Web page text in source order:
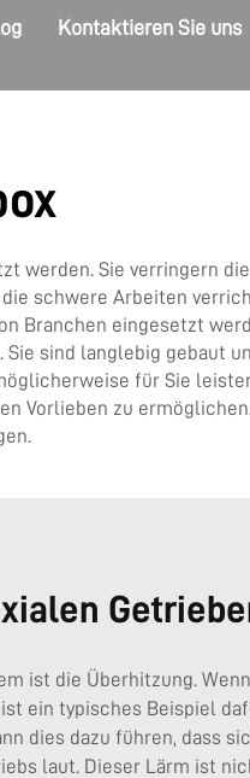
Kontaktieren Sie uns
werden. Sie verringern
schwere Arbeiten
Branchen eingesetzt
sind langlebig gebaut
für Sie
Vorlieben zu
ist die Überhitzung.
ein typisches Beispiel
dies dazu führen, dass
laut. Dieser Lärm ist